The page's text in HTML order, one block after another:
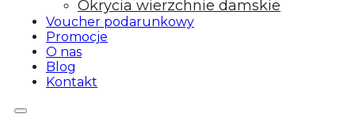
Okrycia wierzchnie damskie
Voucher podarunkowy
Promocje
O nas
Blog
Kontakt